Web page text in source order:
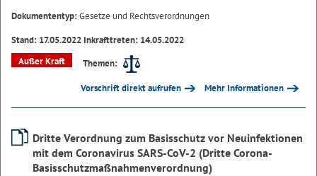
Dokumententyp:Gesetze und Rechtsverordnungen
Stand: 17.05.2022 Inkrafttreten: 14.05.2022
Außer Kraft
Themen:
Vorschrift direkt aufrufen Mehr Informationen
Dritte Verordnung zum Basisschutz vor Neuinfektionen
mit dem Coronavirus SARS-CoV-2 (Dritte Corona-
Basisschutzmaßnahmenverordnung)